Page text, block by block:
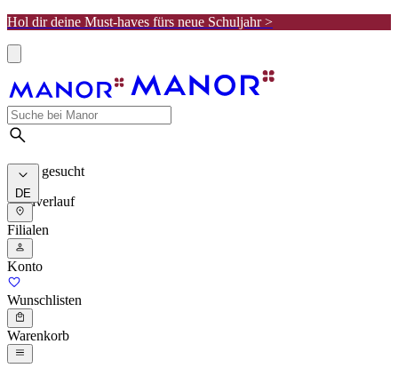
Hol dir deine Must-haves fürs neue Schuljahr >
Meist gesucht
Suchverlauf
DE
Filialen
Konto
Wunschlisten
Warenkorb